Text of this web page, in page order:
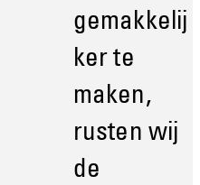
gemakkelij
ker te
maken,
rusten wij
de